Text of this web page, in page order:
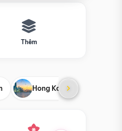
Thêm
Hong Kong